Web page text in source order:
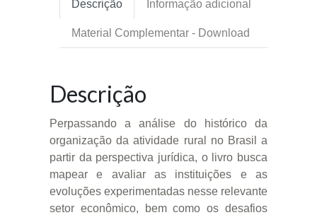
Descrição Informação adicional
Material Complementar - Download
Descrição
Perpassando a análise do histórico da
organização da atividade rural no Brasil a
partir da perspectiva jurídica, o livro busca
mapear e avaliar as instituições e as
evoluções experimentadas nesse relevante
setor econômico, bem como os desafios